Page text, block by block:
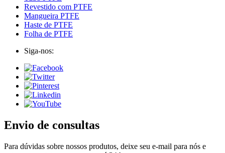
Revestido com PTFE
Mangueira PTFE
Haste de PTFE
Folha de PTFE
Siga-nos:
Envio de consultas
Para dúvidas sobre nossos produtos, deixe seu e-mail para nós e